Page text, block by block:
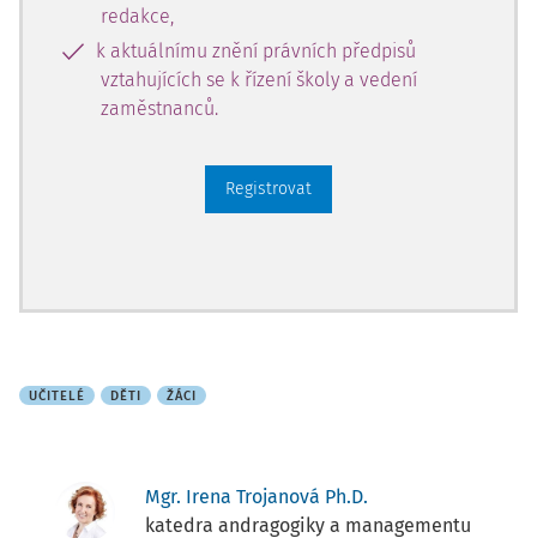
redakce,
k aktuálnímu znění právních předpisů
vztahujících se k řízení školy a vedení
zaměstnanců.
Registrovat
UČITELÉ DĚTI ŽÁCI
Mgr. Irena Trojanová Ph.D.
katedra andragogiky a managementu